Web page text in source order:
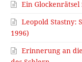
Ein Glockenrätsel
Leopold Stastny:
1996)
Erinnerung an